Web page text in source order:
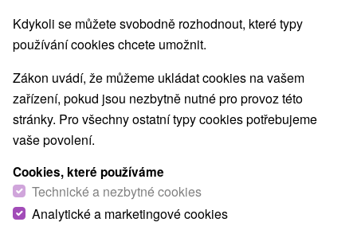
9,0 vynikající·1090 recenzí
Kdykoli se můžete svobodně rozhodnout, které typy
používání cookies chcete umožnit.
Zákon uvádí, že můžeme ukládat cookies na vašem
zařízení, pokud jsou nezbytně nutné pro provoz této
stránky. Pro všechny ostatní typy cookies potřebujeme
vaše povolení.
Cookies, které používáme
Technické a nezbytné cookies
Analytické a marketingové cookies